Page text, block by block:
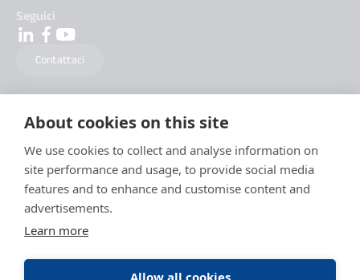
About cookies on this site
We use cookies to collect and analyse information on
site performance and usage, to provide social media
features and to enhance and customise content and
advertisements.
Learn more
Allow all cookies
Seguici
Contattaci